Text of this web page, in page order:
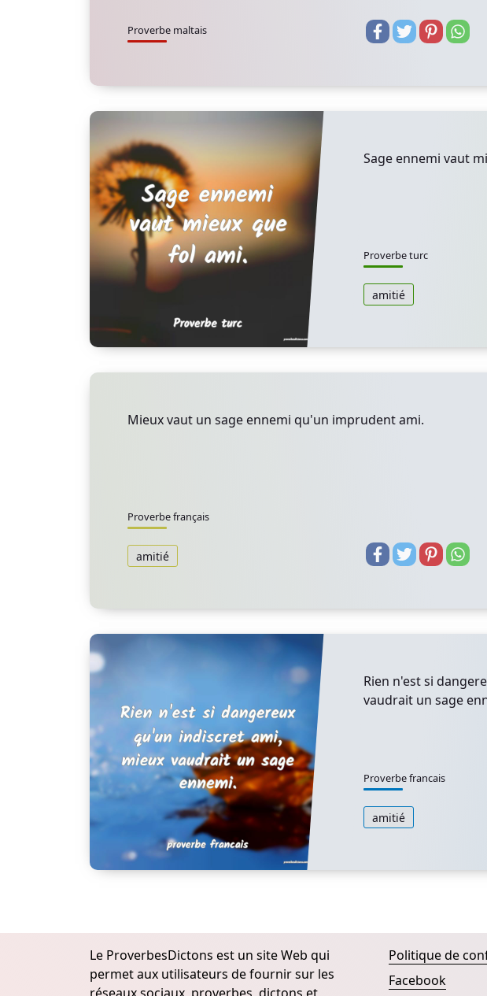
Proverbe maltais
Sage ennemi vaut
Proverbe turc
amitié
Mieux vaut un sage ennemi qu'un imprudent ami.
Proverbe français
amitié
Rien n'est si
vaudrait un sage
Proverbe francais
amitié
Le ProverbesDictons est un site Web qui
permet aux utilisateurs de fournir sur les
Politique de
Facebook